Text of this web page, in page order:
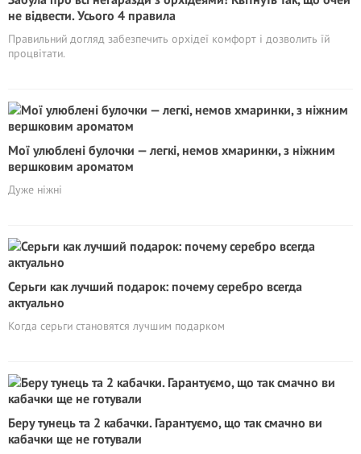
не відвести. Усього 4 правила
Правильний догляд забезпечить орхідеї комфорт і дозволить їй
процвітати.
Мої улюблені булочки — легкі, немов хмаринки, з ніжним
вершковим ароматом
Дуже нiжнi
Серьги как лучший подарок: почему серебро всегда
актуально
Когда серьги становятся лучшим подарком
Беру тунець та 2 кабачки. Гарантуємо, що так смачно ви
кабачки ще не готували